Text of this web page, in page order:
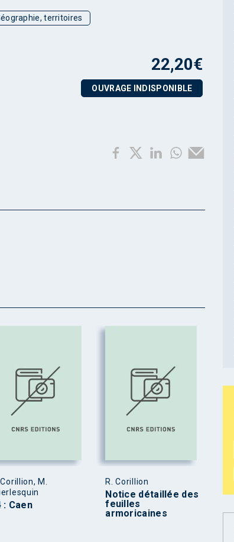
territoires
22,20€
OUVRAGE INDISPONIBLE
M.
: Caen
R. Corillion
Notice détaillée des
feuilles
armoricaines